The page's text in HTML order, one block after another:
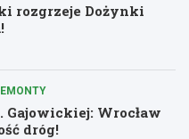
rozgrzeje Dożynki
Gajowickiej: Wrocław
dróg!